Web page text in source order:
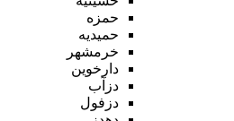
حمزه
حمیدیه
خرمشهر
دارخوین
دزآب
دزفول